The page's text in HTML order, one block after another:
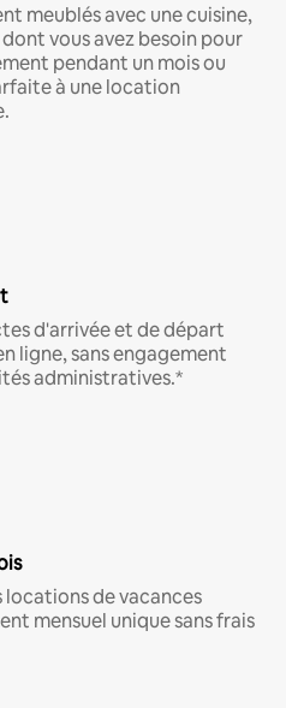
meublés avec une cuisine,
vous avez besoin pour
pendant un mois ou
à une location
d'arrivée et de départ
ligne, sans engagement
administratives.*
locations de vacances
mensuel unique sans frais